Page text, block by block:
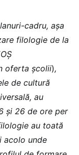
cadru, așa
filologie de la
oferta școlii),
de cultură
au
și 26 de ore per
au toată
acolo unde